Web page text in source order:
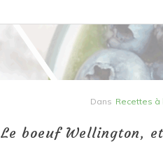
Dans Recettes
Le boeuf Wellington,